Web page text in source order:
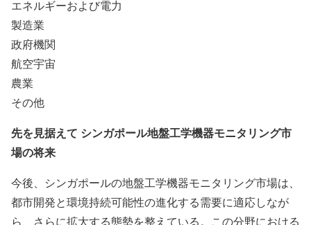
エネルギーおよび電力
製造業
政府機関
航空宇宙
農業
その他
先を見据えて シンガポール地盤工学機器モニタリング市
場の将来
今後、シンガポールの地盤工学機器モニタリング市場は、
都市開発と環境持続可能性の進化する需要に適応しなが
ら、さらに拡大する態勢を整えている。この分野における